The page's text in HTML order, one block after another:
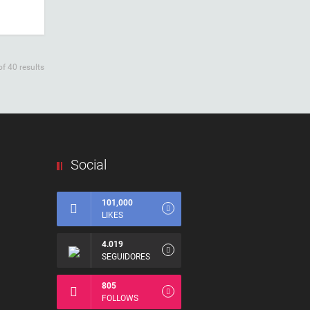
40 results
Social
101,000
LIKES
4.019
SEGUIDORES
805
FOLLOWS